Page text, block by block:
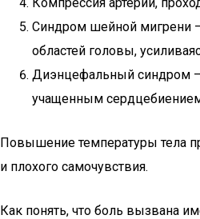
Синдром шейной мигрени –
областей головы,
Диэнцефальный синдром
учащенным
Повышение температуры тела
и плохого самочувствия.
Как понять, что боль вызвана